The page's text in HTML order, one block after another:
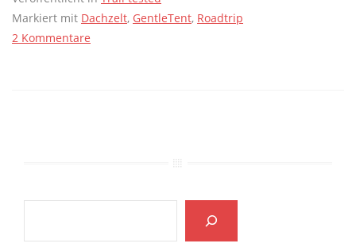
Markiert mit Dachzelt, GentleTent, Roadtrip
2 Kommentare